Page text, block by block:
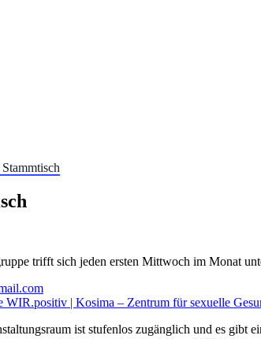
trifft sich jeden ersten Mittwoch im Monat
WIR.positiv | Kosima – Zentrum für sexuelle
ist stufenlos zugänglich und es gibt